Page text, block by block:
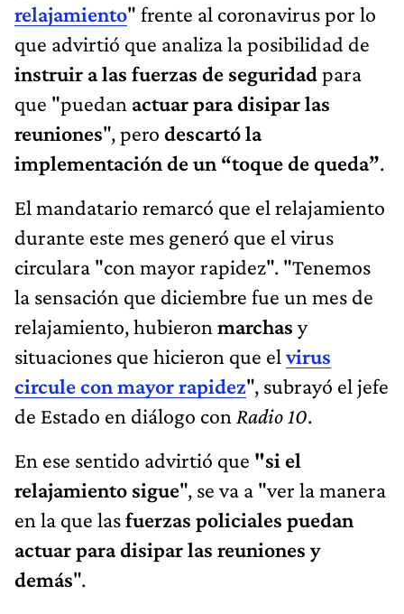
relajamiento" frente al coronavirus por lo
que advirtió que analiza la posibilidad de
instruir a las fuerzas de seguridadpara
que "puedan actuar para disipar las
reuniones", pero descartó la
implementación de un “toque de queda”.
El mandatario remarcó que el relajamiento
durante este mes generó que el virus
circulara "con mayor rapidez". "Tenemos
la sensación que diciembre fue un mes de
relajamiento, hubieron marchas y
situaciones que hicieron que elvirus
circule con mayor rapidez", subrayó el jefe
de Estado en diálogo con Radio 10.
En ese sentido advirtió que "si el
relajamiento sigue", se va a "ver la manera
en la que lasfuerzas policiales puedan
actuar para disipar las reuniones y
demás".